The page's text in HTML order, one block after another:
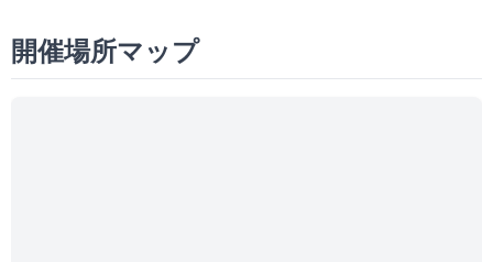
開催場所マップ